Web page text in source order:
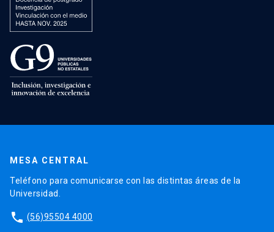
MESA CENTRAL
Teléfono para comunicarse con las distintas áreas de la
Universidad.
phone (56)95504 4000